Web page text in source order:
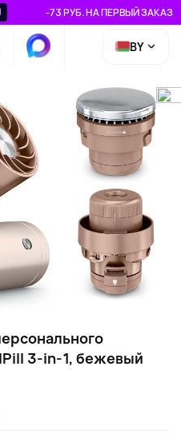
-73 РУБ. НА ПЕРВЫЙ ЗАКАЗ
BY
3-in-1, бежевый